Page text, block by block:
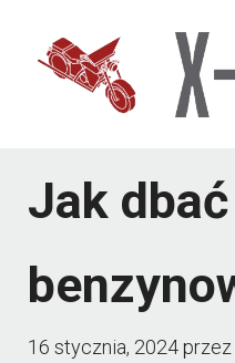
Jak
16 stycznia, 2024przez